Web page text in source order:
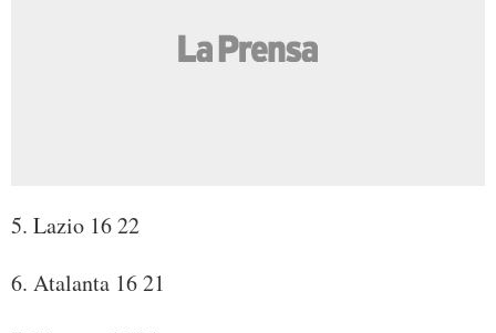
5. Lazio 16 22
6. Atalanta 16 21